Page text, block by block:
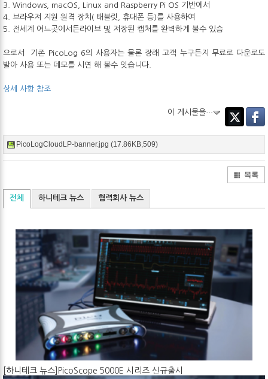
3. Windows, macOS, Linux and Raspberry Pi OS 기반에서
4. 브라우져 지원 원격 장치( 태블릿, 휴대폰 등)를 사용하여
5. 전세계 어느곳에서든라이브 및 저장된 캡처를 완벽하게 볼수 있슴
으로서 기존 PicoLog 6의 사용자는 물론 장래 고객 누구든지 무료로 다운로도
발아 사용 또는 데모를 시연 해 볼수 잇습니다.
상세 사항 참조
이 게시물을…
Twitter
PicoLogCloudLP-banner.jpg (17.86KB,509)
목록
전체 하니테크 뉴스 협력회사 뉴스
[하니테크 뉴스]PicoScope 5000E 시리즈 신규출시